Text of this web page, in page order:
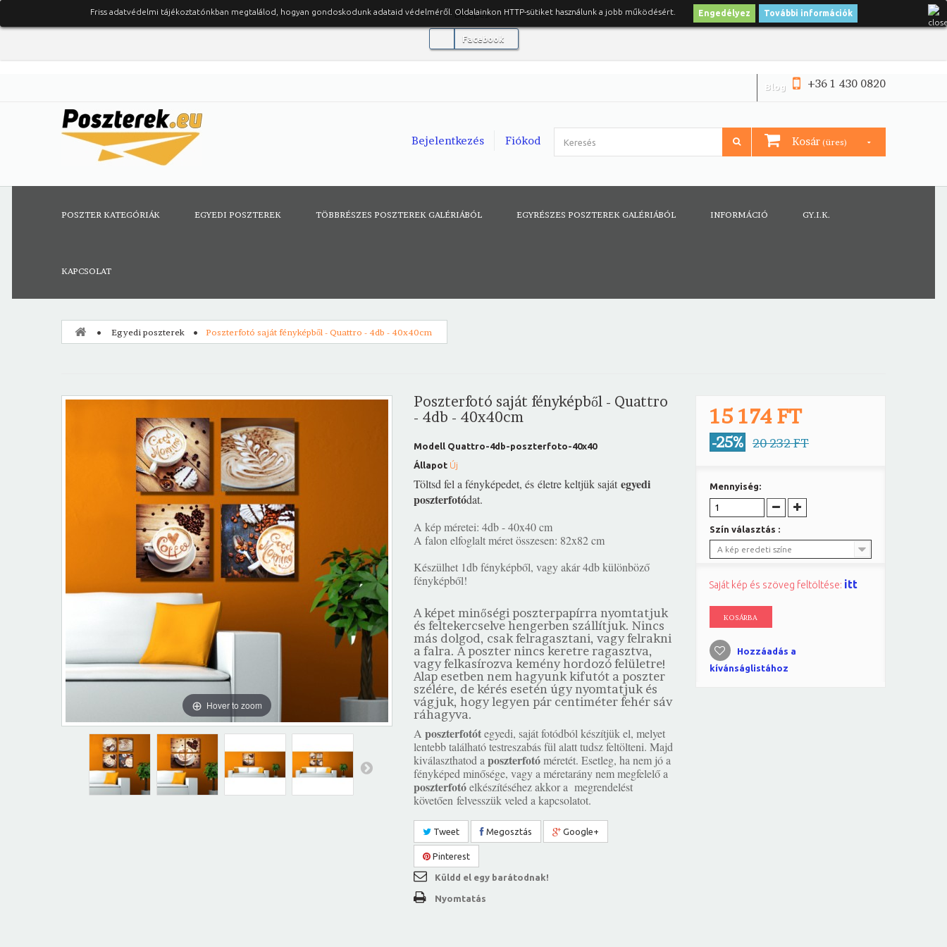
Belépés :
Facebook
+36 1 430 0820
Blog
Kosár (üres)
Fiókod
Bejelentkezés
POSZTER KATEGÓRIÁK EGYEDI POSZTEREK TÖBBRÉSZES POSZTEREK GALÉRIÁBÓL EGYRÉSZES POSZTEREK GALÉRIÁBÓL INFORMÁCIÓ GY.I.K.
KAPCSOLAT
Friss adatvédelmi tájékoztatónkban megtalálod, hogyan gondoskodunk adataid védelméről. Oldalainkon HTTP-sütiket használunk a jobb működésért. Engedélyez További információk
Egyedi poszterek Poszterfotó saját fényképből - Quattro - 4db - 40x40cm
Hover to zoom
Poszterfotó saját fényképből - Quattro
- 4db - 40x40cm
Modell Quattro-4db-poszterfoto-40x40
Állapot Új
Töltsd fel a fényképedet, és életre keltjük saját egyedi
poszterfotódat.
A kép méretei: 4db - 40x40 cm
A falon elfoglalt méret összesen: 82x82 cm
Készülhet 1db fényképből, vagy akár 4db különböző
fényképből!
A képet minőségi poszterpapírra nyomtatjuk
és feltekercselve hengerben szállítjuk. Nincs
más dolgod, csak felragasztani, vagy felrakni
a falra. A poszter nincs keretre ragasztva,
vagy felkasírozva kemény hordozó felületre!
Alap esetben nem hagyunk kifutót a poszter
szélére, de kérés esetén úgy nyomtatjuk és
vágjuk, hogy legyen pár centiméter fehér sáv
ráhagyva.
A poszterfotótegyedi, saját fotódból készítjük el, melyet
lentebb található testreszabás fül alatt tudsz feltölteni. Majd
kiválaszthatod a poszterfotóméretét. Esetleg, ha nem jó a
fényképed minősége, vagy a méretarány nem megfelelő a
poszterfotóelkészítéséhez akkor a megrendelést
követően felvesszük veled a kapcsolatot.
Tweet Megosztás Google+
Pinterest
Küldd el egy barátodnak!
Nyomtatás
15 174 FT
-25% 20 232 FT
Mennyiség:
Szín választás :
A kép eredeti színe
Saját kép és szöveg feltöltése: itt
KOSÁRBA
Hozzáadás a
kívánságlistához